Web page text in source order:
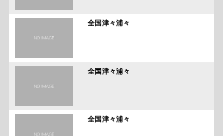
全国津々浦々
全国津々浦々
全国津々浦々